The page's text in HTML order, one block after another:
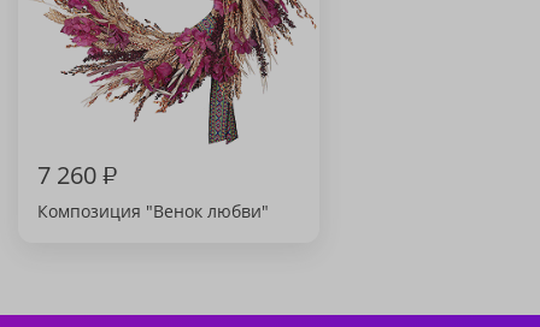
7 260₽
Композиция "Венок любви"